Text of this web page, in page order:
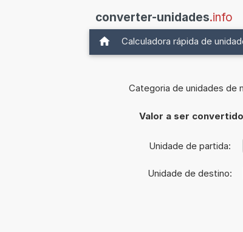
converter-unidades.info
Calculadora rápida de
Categoria de unidades de
Valor a ser
Unidade de partida:
Unidade de destino: